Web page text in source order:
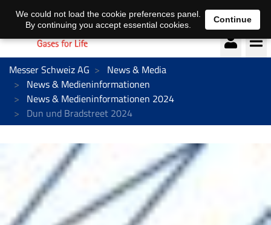
Deutsch français
Messer Schweiz AG
News & Media
News & Medieninformationen
News & Medieninformationen 2024
Dun und Bradstreet 2024
We could not load the cookie preferences panel.
By continuing you accept essential cookies.
Continue